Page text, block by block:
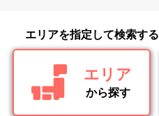
エリアを指定して検索する
エリア
から探す